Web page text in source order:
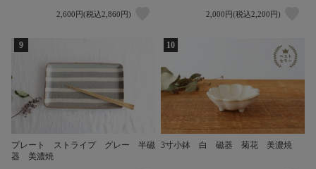
2,600円(税込2,860円) 2,000円(税込2,200円)
9
プレート ストライプ グレー 半磁
器 美濃焼
10
3寸小鉢 白 磁器 菊花 美濃焼